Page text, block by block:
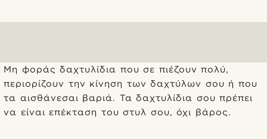
Μη φοράς δαχτυλίδια που σε πιέζουν πολύ,
περιορίζουν την κίνηση των δαχτύλων σου ή που
τα αισθάνεσαι βαριά. Τα δαχτυλίδια σου πρέπει
να είναι επέκταση του στυλ σου, όχι βάρος.